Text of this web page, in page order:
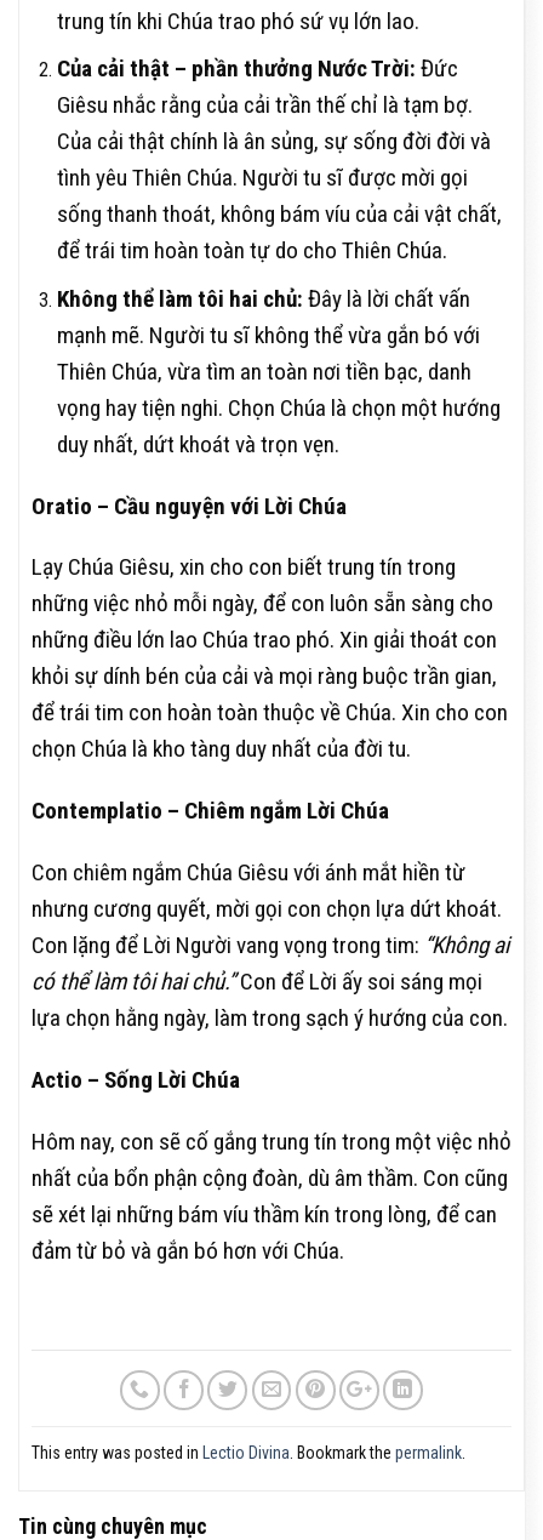
trung tín khi Chúa trao phó sứ vụ lớn lao.
Của cải thật – phần thưởng Nước Trời: Đức
Giêsu nhắc rằng của cải trần thế chỉ là tạm bợ.
Của cải thật chính là ân sủng, sự sống đời đời và
tình yêu Thiên Chúa. Người tu sĩ được mời gọi
sống thanh thoát, không bám víu của cải vật chất,
để trái tim hoàn toàn tự do cho Thiên Chúa.
Không thể làm tôi hai chủ: Đây là lời chất vấn
mạnh mẽ. Người tu sĩ không thể vừa gắn bó với
Thiên Chúa, vừa tìm an toàn nơi tiền bạc, danh
vọng hay tiện nghi. Chọn Chúa là chọn một hướng
duy nhất, dứt khoát và trọn vẹn.
Oratio – Cầu nguyện với Lời Chúa
Lạy Chúa Giêsu, xin cho con biết trung tín trong
những việc nhỏ mỗi ngày, để con luôn sẵn sàng cho
những điều lớn lao Chúa trao phó. Xin giải thoát con
khỏi sự dính bén của cải và mọi ràng buộc trần gian,
để trái tim con hoàn toàn thuộc về Chúa. Xin cho con
chọn Chúa là kho tàng duy nhất của đời tu.
Contemplatio – Chiêm ngắm Lời Chúa
Con chiêm ngắm Chúa Giêsu với ánh mắt hiền từ
nhưng cương quyết, mời gọi con chọn lựa dứt khoát.
Con lặng để Lời Người vang vọng trong tim: “Không ai
có thể làm tôi hai chủ.”Con để Lời ấy soi sáng mọi
lựa chọn hằng ngày, làm trong sạch ý hướng của con.
Actio – Sống Lời Chúa
Hôm nay, con sẽ cố gắng trung tín trong một việc nhỏ
nhất của bổn phận cộng đoàn, dù âm thầm. Con cũng
sẽ xét lại những bám víu thầm kín trong lòng, để can
đảm từ bỏ và gắn bó hơn với Chúa.
This entry was posted in Lectio Divina. Bookmark the permalink.
Tin cùng chuyên mục